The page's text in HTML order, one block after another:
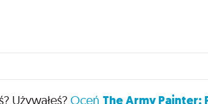
Używałeś? Oceń